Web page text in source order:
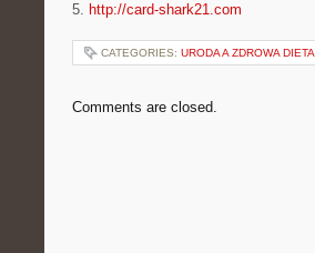
5. http://card-shark21.com
CATEGORIES: URODA A ZDROWA DIETA
Comments are closed.